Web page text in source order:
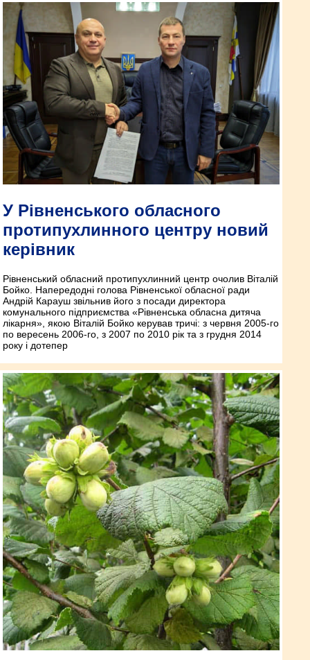
У Рівненського обласного
протипухлинного центру новий
керівник
Рівненський обласний протипухлинний центр очолив Віталій
Бойко. Напередодні голова Рівненської обласної ради
Андрій Карауш звільнив його з посади директора
комунального підприємства «Рівненська обласна дитяча
лікарня», якою Віталій Бойко керував тричі: з червня 2005-го
по вересень 2006-го, з 2007 по 2010 рік та з грудня 2014
року і дотепер